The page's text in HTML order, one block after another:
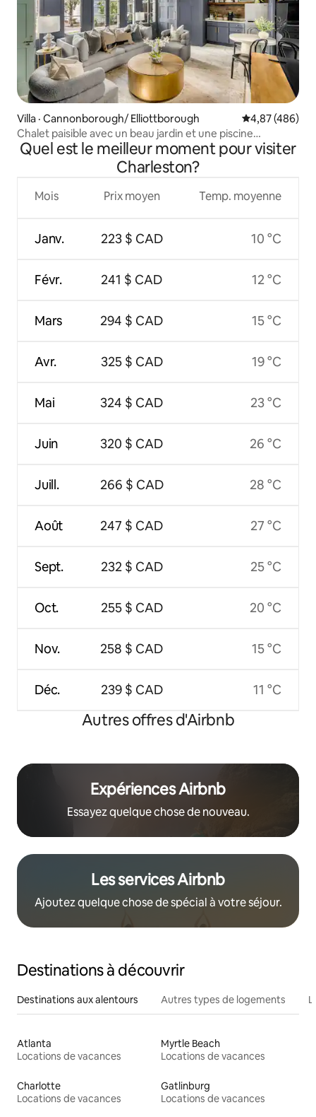
Villa · Cannonborough/ Elliottborough Note
4,87 (486)
Chalet paisible avec un beau jardin et une piscine
chauffée
Quel est le meilleur moment pour visiter
Charleston?
Mois
Janv.
Févr.
Mars
Avr.
Mai
Juin
Juill.
Août
Sept.
Oct.
Nov.
Déc.
Prix moyen
223 $ CAD
241 $ CAD
294 $ CAD
325 $ CAD
324 $ CAD
320 $ CAD
266 $ CAD
247 $ CAD
232 $ CAD
255 $ CAD
258 $ CAD
239 $ CAD
Temp. moyenne
10 °C
12 °C
15 °C
19 °C
23 °C
26 °C
28 °C
27 °C
25 °C
20 °C
15 °C
11 °C
Autres offres d'Airbnb
Expériences Airbnb
Essayez quelque chose de nouveau.
Les services Airbnb
Ajoutez quelque chose de spécial à votre séjour.
Destinations à découvrir
Destinations aux alentours Autres types de logements
Atlanta
Locations de vacances
Myrtle Beach
Locations de vacances
Charlotte
Locations de vacances
Gatlinburg
Locations de vacances